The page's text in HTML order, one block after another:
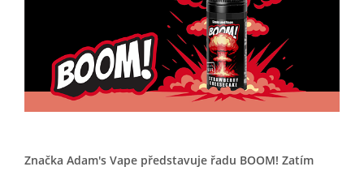
Značka Adam's Vape představuje řadu BOOM! Zatím